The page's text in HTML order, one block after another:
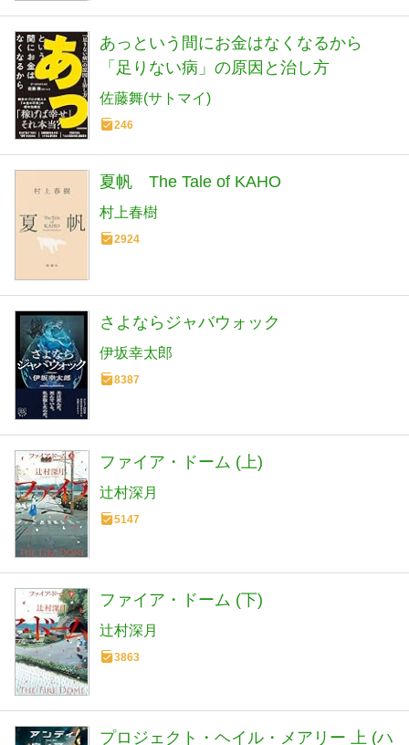
あっという間にお金はなくなるから
「足りない病」の原因と治し方
佐藤舞(サトマイ)
246
夏帆 The Tale of KAHO
村上春樹
2924
さよならジャバウォック
伊坂幸太郎
8387
ファイア・ドーム (上)
辻村深月
5147
ファイア・ドーム (下)
辻村深月
3863
プロジェクト・ヘイル・メアリー 上 (ハ